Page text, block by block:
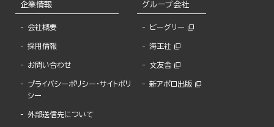
企業情報
会社概要
採用情報
お問い合わせ
プライバシーポリシー・サイトポリ
シー
外部送信先について
グループ会社
ビーグリー
海王社
文友舎
新アポロ出版